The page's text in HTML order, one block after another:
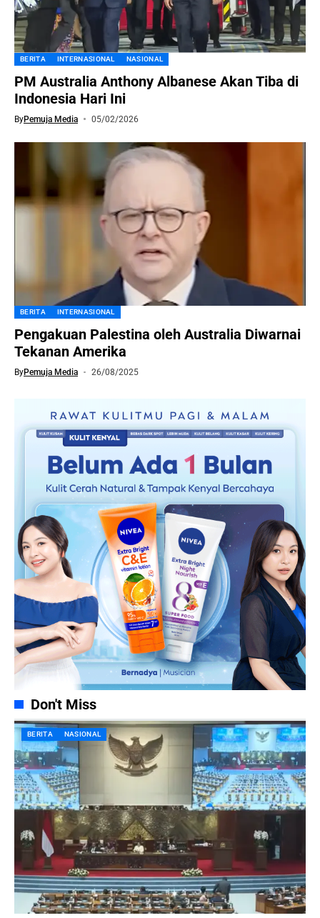
BERITA INTERNASIONAL NASIONAL
PM Australia Anthony Albanese Akan Tiba di
Indonesia Hari Ini
ByPemuja Media 05/02/2026
BERITA INTERNASIONAL
Pengakuan Palestina oleh Australia Diwarnai
Tekanan Amerika
ByPemuja Media 26/08/2025
Don't Miss
BERITA NASIONAL